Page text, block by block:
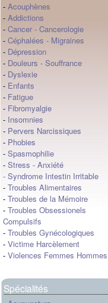
- Acouphènes
- Addictions
- Cancer - Cancerologie
- Céphalées - Migraines
- Dépression
- Douleurs - Souffrance
- Dyslexie
- Enfants
- Fatigue
- Fibromyalgie
- Insomnies
- Pervers Narcissiques
- Phobies
- Spasmophilie
- Stress - Anxiété
- Syndrome Intestin Irritable
- Troubles Alimentaires
- Troubles de la Mémoire
- Troubles Obsessionels
Compulsifs
- Troubles Gynécologiques
- Victime Harcèlement
- Violences Femmes Hommes
Spécialités